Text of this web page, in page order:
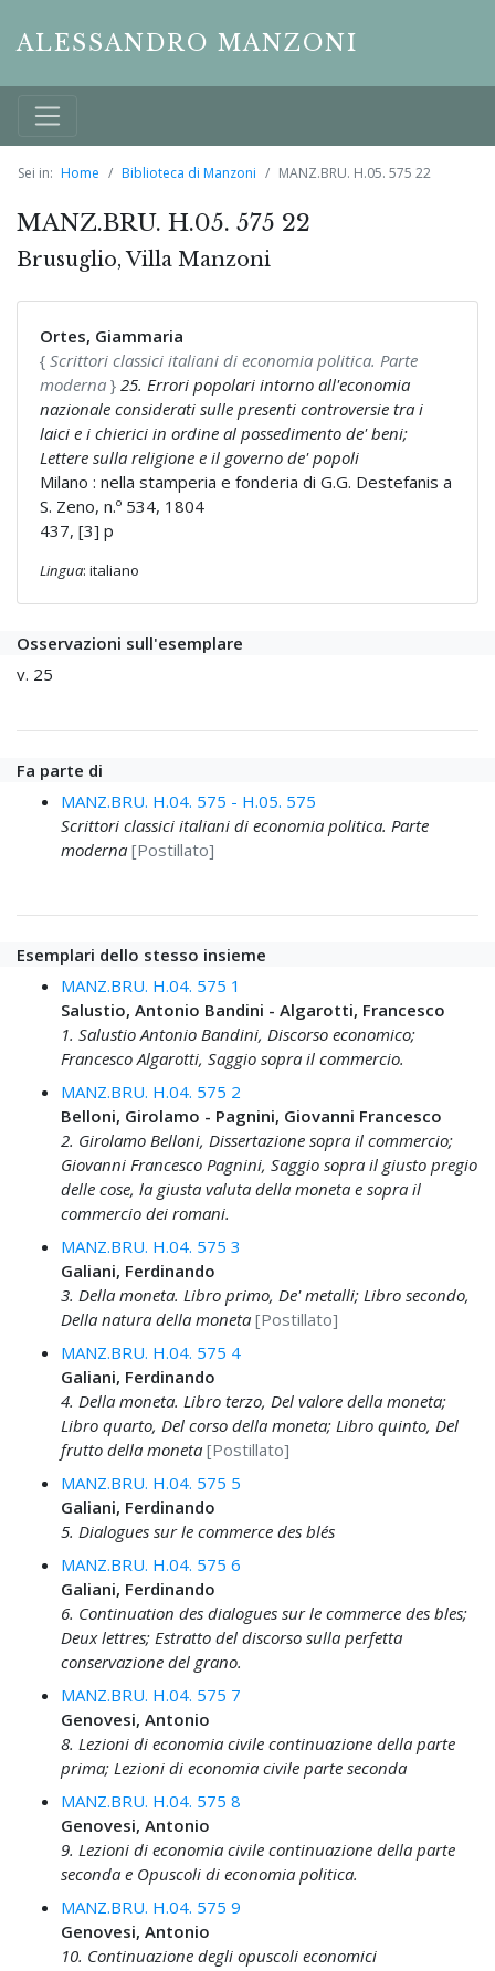
ALESSANDRO MANZONI
Sei in: Home Biblioteca di Manzoni MANZ.BRU. H.05. 575 22
MANZ.BRU. H.05. 575 22
Brusuglio, Villa Manzoni
Ortes, Giammaria
{ Scrittori classici italiani di economia politica. Parte
moderna } 25. Errori popolari intorno all'economia
nazionale considerati sulle presenti controversie tra i
laici e i chierici in ordine al possedimento de' beni;
Lettere sulla religione e il governo de' popoli
Milano : nella stamperia e fonderia di G.G. Destefanis a
S. Zeno, n.º 534, 1804
437, [3] p
Lingua: italiano
Osservazioni sull'esemplare
v. 25
Fa parte di
MANZ.BRU. H.04. 575 - H.05. 575
Scrittori classici italiani di economia politica. Parte
moderna [Postillato]
Esemplari dello stesso insieme
MANZ.BRU. H.04. 575 1
Salustio, Antonio Bandini - Algarotti, Francesco
1. Salustio Antonio Bandini, Discorso economico;
Francesco Algarotti, Saggio sopra il commercio.
MANZ.BRU. H.04. 575 2
Belloni, Girolamo - Pagnini, Giovanni Francesco
2. Girolamo Belloni, Dissertazione sopra il commercio;
Giovanni Francesco Pagnini, Saggio sopra il giusto pregio
delle cose, la giusta valuta della moneta e sopra il
commercio dei romani.
MANZ.BRU. H.04. 575 3
Galiani, Ferdinando
3. Della moneta. Libro primo, De' metalli; Libro secondo,
Della natura della moneta [Postillato]
MANZ.BRU. H.04. 575 4
Galiani, Ferdinando
4. Della moneta. Libro terzo, Del valore della moneta;
Libro quarto, Del corso della moneta; Libro quinto, Del
frutto della moneta [Postillato]
MANZ.BRU. H.04. 575 5
Galiani, Ferdinando
5. Dialogues sur le commerce des blés
MANZ.BRU. H.04. 575 6
Galiani, Ferdinando
6. Continuation des dialogues sur le commerce des bles;
Deux lettres; Estratto del discorso sulla perfetta
conservazione del grano.
MANZ.BRU. H.04. 575 7
Genovesi, Antonio
8. Lezioni di economia civile continuazione della parte
prima; Lezioni di economia civile parte seconda
MANZ.BRU. H.04. 575 8
Genovesi, Antonio
9. Lezioni di economia civile continuazione della parte
seconda e Opuscoli di economia politica.
MANZ.BRU. H.04. 575 9
Genovesi, Antonio
10. Continuazione degli opuscoli economici